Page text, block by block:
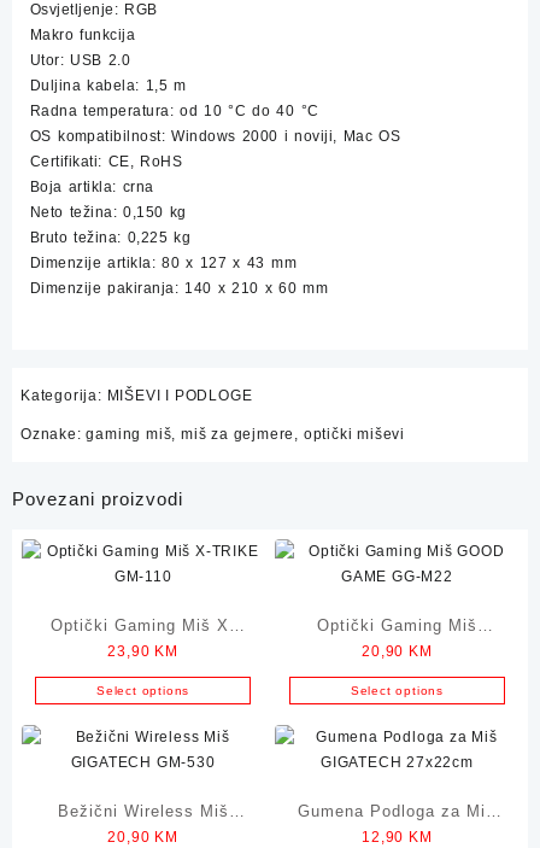
Osvjetljenje: RGB
Makro funkcija
Utor: USB 2.0
Duljina kabela: 1,5 m
Radna temperatura: od 10 °C do 40 °C
OS kompatibilnost: Windows 2000 i noviji, Mac OS
Certifikati: CE, RoHS
Boja artikla: crna
Neto težina: 0,150 kg
Bruto težina: 0,225 kg
Dimenzije artikla: 80 x 127 x 43 mm
Dimenzije pakiranja: 140 x 210 x 60 mm
Kategorija: MIŠEVI I PODLOGE
Oznake:gaming miš,miš za gejmere , optički miševi
Povezani proizvodi
Optički Gaming Miš X-
TRIKE GM-110
23,90 KM
Select options
Optički Gaming Miš
GOOD GAME GG-M22
20,90 KM
Select options
Bežični Wireless Miš
GIGATECH GM-530
20,90 KM
Gumena Podloga za Miš
GIGATECH 27x22cm
12,90 KM